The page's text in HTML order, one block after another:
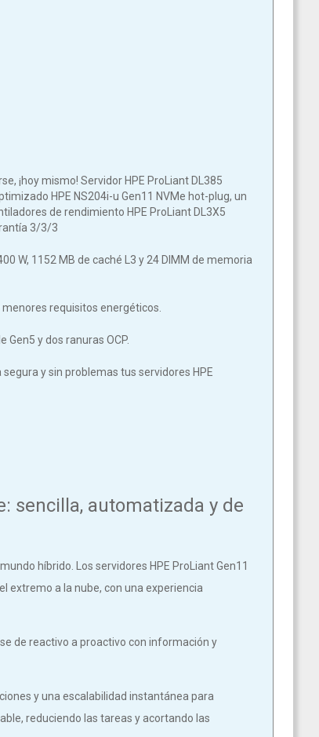
¡hoy mismo! Servidor HPE ProLiant DL385
HPE NS204i-u Gen11 NVMe hot-plug, un
de rendimiento HPE ProLiant DL3X5
3/3/3
W, 1152 MB de caché L3 y 24 DIMM de memoria
requisitos energéticos.
y dos ranuras OCP.
y sin problemas tus servidores HPE
sencilla, automatizada y de
híbrido. Los servidores HPE ProLiant Gen11
extremo a la nube, con una experiencia
de reactivo a proactivo con información y
y una escalabilidad instantánea para
reduciendo las tareas y acortando las